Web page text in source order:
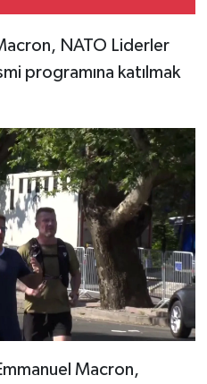
NATO Liderler
programına katılmak
Macron,